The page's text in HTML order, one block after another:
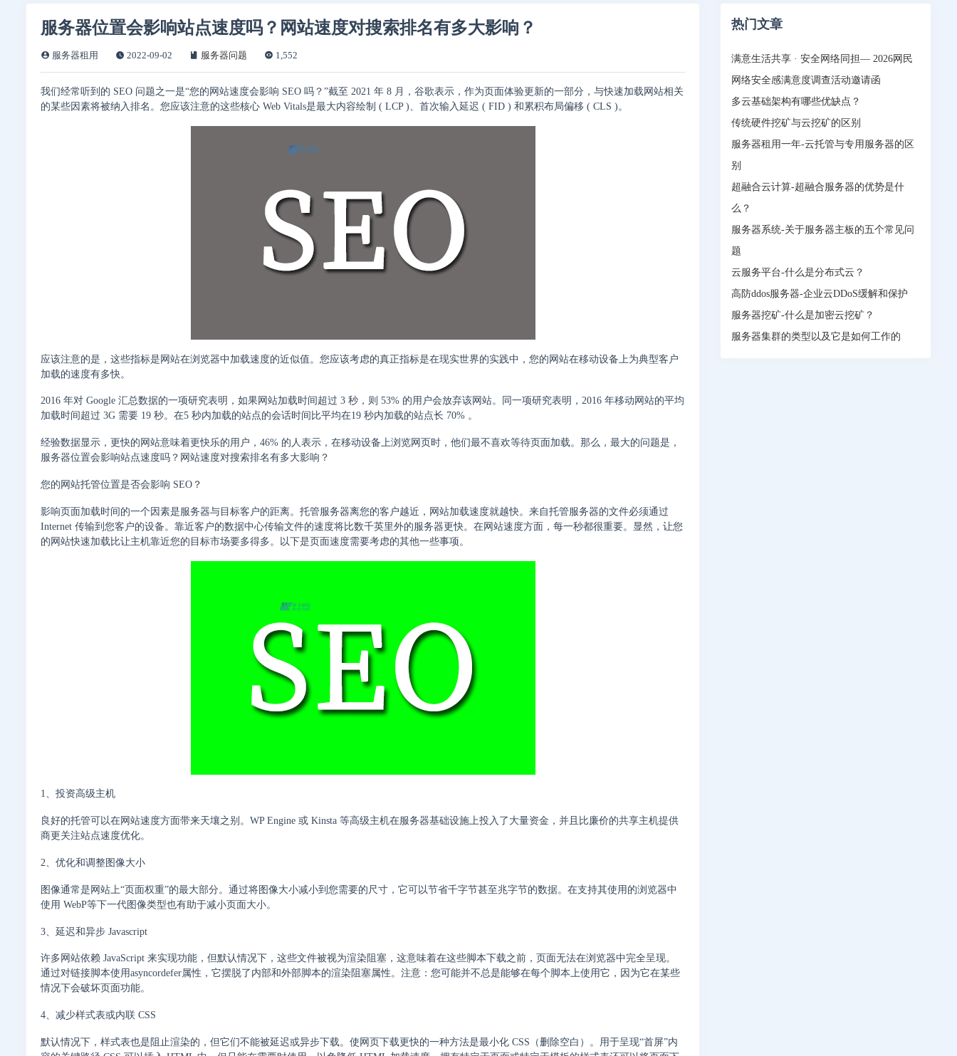
服务器位置会影响站点速度吗？网站速度对搜索排名有多大影响？
服务器租用 2022-09-02 服务器问题 1,552
我们经常听到的 SEO 问题之一是“您的网站速度会影响 SEO 吗？”截至 2021 年 8 月，谷歌表示，作为页面体验更新的一部分，与快速加载网站相关
的某些因素将被纳入排名。您应该注意的这些核心 Web Vitals是最大内容绘制 ( LCP )、首次输入延迟 ( FID ) 和累积布局偏移 ( CLS )。
应该注意的是，这些指标是网站在浏览器中加载速度的近似值。您应该考虑的真正指标是在现实世界的实践中，您的网站在移动设备上为典型客户
加载的速度有多快。
2016 年对 Google 汇总数据的一项研究表明，如果网站加载时间超过 3 秒，则 53% 的用户会放弃该网站。同一项研究表明，2016 年移动网站的平均
加载时间超过 3G 需要 19 秒。在5 秒内加载的站点的会话时间比平均在19 秒内加载的站点长 70% 。
经验数据显示，更快的网站意味着更快乐的用户，46% 的人表示，在移动设备上浏览网页时，他们最不喜欢等待页面加载。那么，最大的问题是，
服务器位置会影响站点速度吗？网站速度对搜索排名有多大影响？
您的网站托管位置是否会影响 SEO？
影响页面加载时间的一个因素是服务器与目标客户的距离。托管服务器离您的客户越近，网站加载速度就越快。来自托管服务器的文件必须通过
Internet 传输到您客户的设备。靠近客户的数据中心传输文件的速度将比数千英里外的服务器更快。在网站速度方面，每一秒都很重要。显然，让您
的网站快速加载比让主机靠近您的目标市场要多得多。以下是页面速度需要考虑的其他一些事项。
1、投资高级主机
良好的托管可以在网站速度方面带来天壤之别。WP Engine 或 Kinsta 等高级主机在服务器基础设施上投入了大量资金，并且比廉价的共享主机提供
商更关注站点速度优化。
2、优化和调整图像大小
图像通常是网站上“页面权重”的最大部分。通过将图像大小减小到您需要的尺寸，它可以节省千字节甚至兆字节的数据。在支持其使用的浏览器中
使用 WebP等下一代图像类型也有助于减小页面大小。
3、延迟和异步 Javascript
许多网站依赖 JavaScript 来实现功能，但默认情况下，这些文件被视为渲染阻塞，这意味着在这些脚本下载之前，页面无法在浏览器中完全呈现。
通过对链接脚本使用asyncordefer属性，它摆脱了内部和外部脚本的渲染阻塞属性。注意：您可能并不总是能够在每个脚本上使用它，因为它在某些
情况下会破坏页面功能。
4、减少样式表或内联 CSS
默认情况下，样式表也是阻止渲染的，但它们不能被延迟或异步下载。使网页下载更快的一种方法是最小化 CSS（删除空白）。用于呈现“首屏”内
热门文章
满意生活共享 · 安全网络同担— 2026网民
网络安全感满意度调查活动邀请函
多云基础架构有哪些优缺点？
传统硬件挖矿与云挖矿的区别
服务器租用一年-云托管与专用服务器的区
别
超融合云计算-超融合服务器的优势是什
么？
服务器系统-关于服务器主板的五个常见问
题
云服务平台-什么是分布式云？
高防ddos服务器-企业云DDoS缓解和保护
服务器挖矿-什么是加密云挖矿？
服务器集群的类型以及它是如何工作的